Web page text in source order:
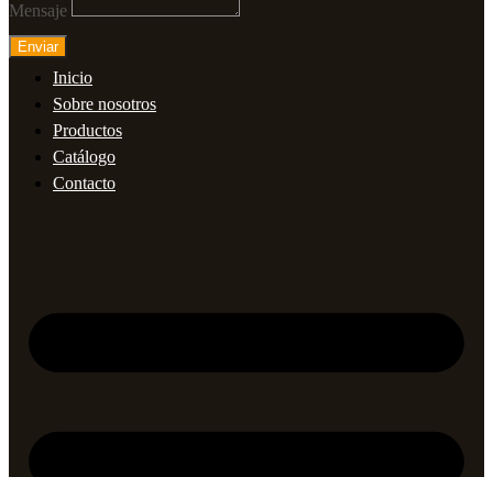
Mensaje
Enviar
Inicio
Sobre nosotros
Productos
Catálogo
Contacto